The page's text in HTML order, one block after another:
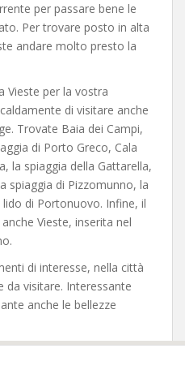
per passare bene le
Per trovare posto in alta
andare molto presto la
Vieste per la vostra
di visitare anche
Trovate Baia dei Campi,
di Porto Greco, Cala
la spiaggia della Gattarella,
spiaggia di Pizzomunno, la
di Portonuovo. Infine, il
Vieste, inserita nel
di interesse, nella città
da visitare. Interessante
anche le bellezze